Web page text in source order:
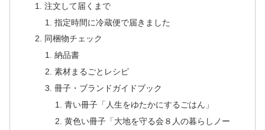
注文して届くまで
指定時間に冷蔵便で届きました
同梱物チェック
納品書
素材まるごとレシピ
冊子・ブランドガイドブック
青い冊子「人生をゆたかにするごはん」
黄色い冊子「大地を守る会８人の暮らしノー